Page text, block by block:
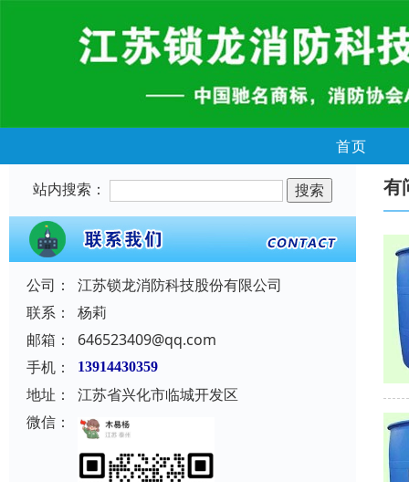
首页
站内搜索：
公司：
江苏锁龙消防科技股份有限公司
联系：
杨莉
邮箱：
646523409@qq.com
手机：
13914430359
地址：
江苏省兴化市临城开发区
微信：
有